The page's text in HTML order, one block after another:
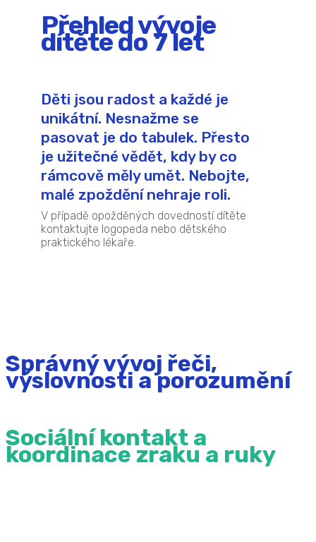
Přehled vývoje
dítěte do 7 let
Děti jsou radost a každé je
unikátní. Nesnažme se
pasovat je do tabulek. Přesto
je užitečné vědět, kdy by co
rámcově měly umět. Nebojte,
malé zpoždění nehraje roli.
V případě opožděných dovedností dítěte
kontaktujte logopeda nebo dětského
praktického lékaře.
Správný vývoj řeči,
výslovnosti a porozumění
Sociální kontakt a
koordinace zraku a ruky